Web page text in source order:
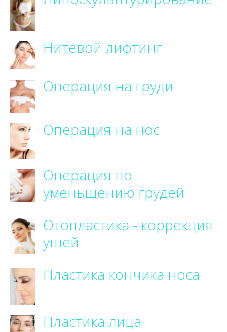
Нитевой лифтинг
Операция на груди
Операция на нос
Операция по
уменьшению грудей
Отопластика - коррекция
ушей
Пластика кончика носа
Пластика лица